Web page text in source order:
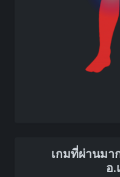
เกมที่ผ่านมา
อ